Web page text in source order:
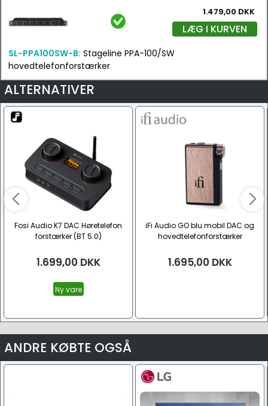
1.479,00 DKK
LÆG I KURVEN
SL-PPA100SW-B: Stageline PPA-100/SW
hovedtelefonforstærker
ALTERNATIVER
Fosi Audio K7 DAC Høretelefon
forstærker (BT 5.0)
1.699,00 DKK
Ny vare
iFi Audio GO blu mobil DAC og
hovedtelefonforstærker
1.695,00 DKK
ANDRE KØBTE OGSÅ